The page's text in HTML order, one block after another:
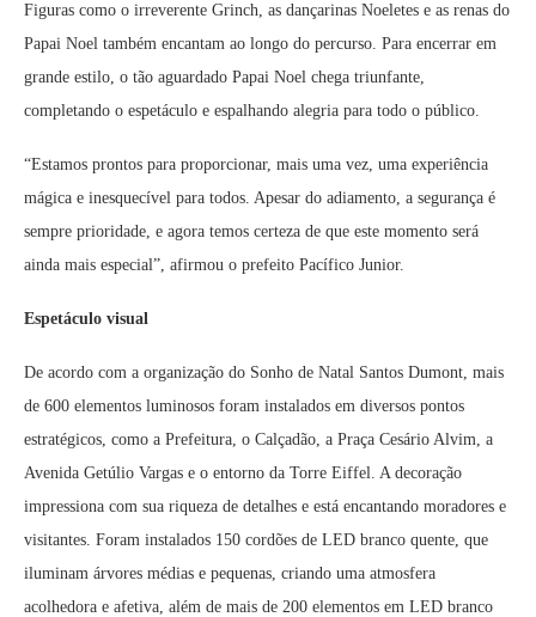
Figuras como o irreverente Grinch, as dançarinas Noeletes e as renas do
Papai Noel também encantam ao longo do percurso. Para encerrar em
grande estilo, o tão aguardado Papai Noel chega triunfante,
completando o espetáculo e espalhando alegria para todo o público.
“Estamos prontos para proporcionar, mais uma vez, uma experiência
mágica e inesquecível para todos. Apesar do adiamento, a segurança é
sempre prioridade, e agora temos certeza de que este momento será
ainda mais especial”, afirmou o prefeito Pacífico Junior.
Espetáculo visual
De acordo com a organização do Sonho de Natal Santos Dumont, mais
de 600 elementos luminosos foram instalados em diversos pontos
estratégicos, como a Prefeitura, o Calçadão, a Praça Cesário Alvim, a
Avenida Getúlio Vargas e o entorno da Torre Eiffel. A decoração
impressiona com sua riqueza de detalhes e está encantando moradores e
visitantes. Foram instalados 150 cordões de LED branco quente, que
iluminam árvores médias e pequenas, criando uma atmosfera
acolhedora e afetiva, além de mais de 200 elementos em LED branco